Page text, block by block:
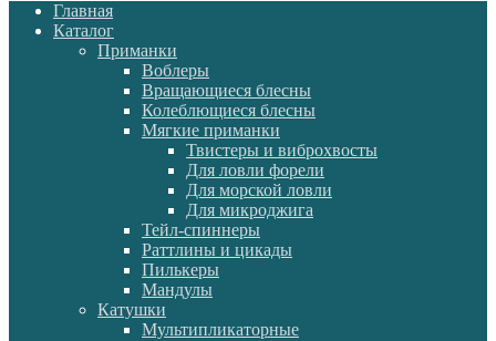
Главная
Каталог
Приманки
Воблеры
Вращающиеся блесны
Колеблющиеся блесны
Мягкие приманки
Твистеры и виброхвосты
Для ловли форели
Для морской ловли
Для микроджига
Тейл-спиннеры
Раттлины и цикады
Пилькеры
Мандулы
Катушки
Мультипликаторные